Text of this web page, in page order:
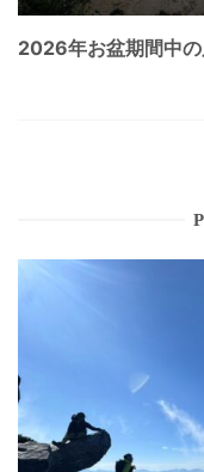
2026年お盆期間中